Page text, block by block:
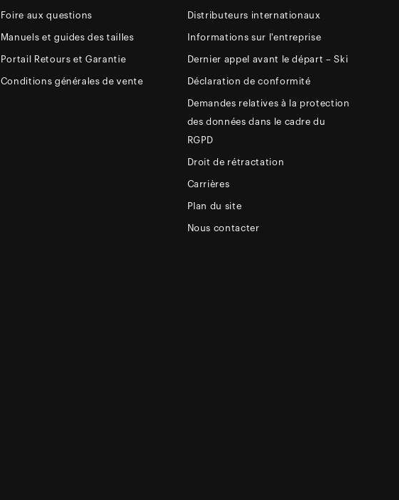
Foire aux questions
Manuels et guides des tailles
Portail Retours et Garantie
Conditions générales de vente
Distributeurs internationaux
Informations sur l'entreprise
Dernier appel avant le départ – Ski
Déclaration de conformité
Demandes relatives à la protection
des données dans le cadre du
RGPD
Droit de rétractation
Carrières
Plan du site
Nous contacter